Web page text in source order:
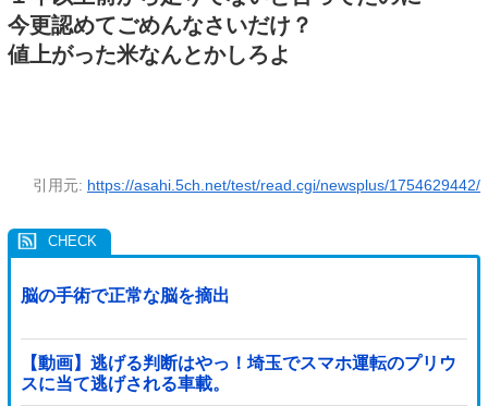
今更認めてごめんなさいだけ？
値上がった米なんとかしろよ
引用元: https://asahi.5ch.net/test/read.cgi/newsplus/1754629442/
脳の手術で正常な脳を摘出
【動画】逃げる判断はやっ！埼玉でスマホ運転のプリウ
スに当て逃げされる車載。